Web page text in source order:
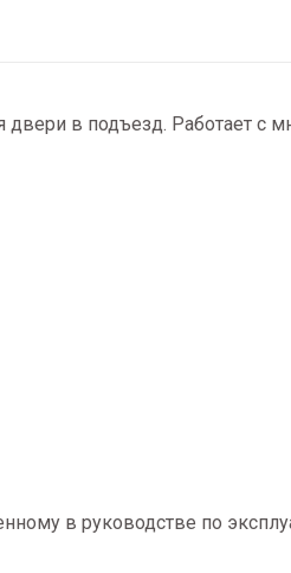
двери в подъезд. Работает
в руководстве по